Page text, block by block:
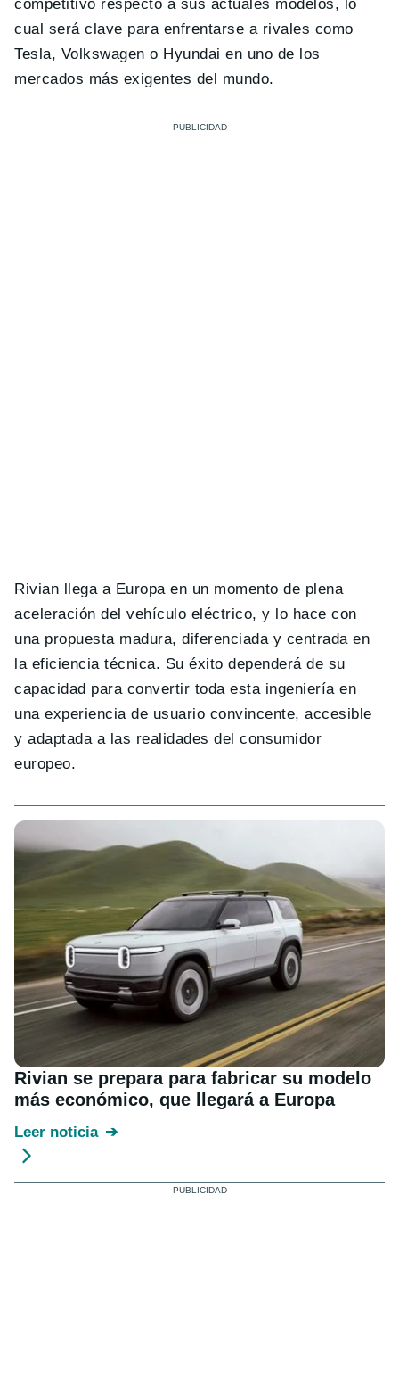
competitivo respecto a sus actuales modelos, lo
cual será clave para enfrentarse a rivales como
Tesla, Volkswagen o Hyundai en uno de los
mercados más exigentes del mundo.
Rivian llega a Europa en un momento de plena
aceleración del vehículo eléctrico, y lo hace con
una propuesta madura, diferenciada y centrada en
la eficiencia técnica. Su éxito dependerá de su
capacidad para convertir toda esta ingeniería en
una experiencia de usuario convincente, accesible
y adaptada a las realidades del consumidor
europeo.
Rivian se prepara para fabricar su modelo
más económico, que llegará a Europa
Leer noticia